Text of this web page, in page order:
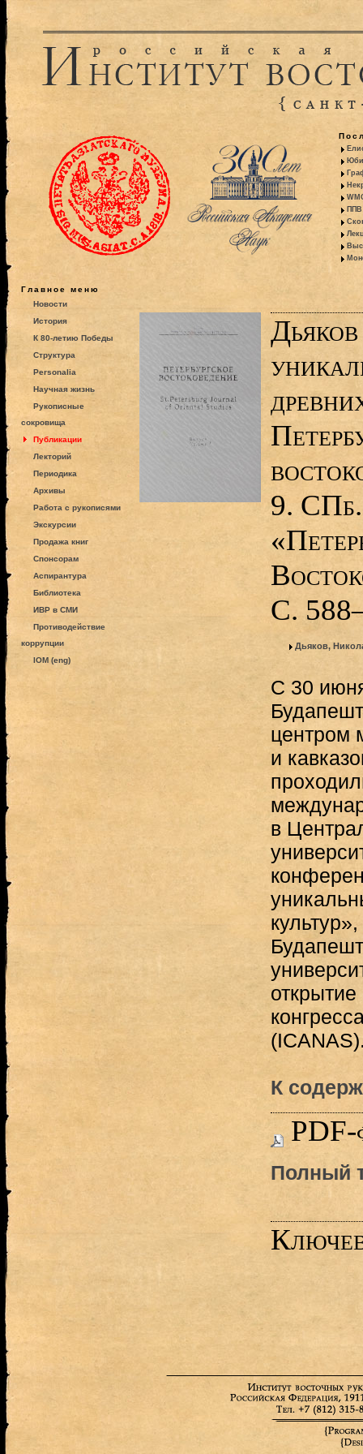
ППВ
Главное меню
Новости
История
К 80-летию Победы
Структура
Personalia
Научная жизнь
Рукописные
сокровища
Публикации
Лекторий
Периодика
Архивы
Работа с рукописями
Экскурсии
Продажа книг
Спонсорам
Аспирантура
Библиотека
ИВР в СМИ
Противодействие
коррупции
IOM (eng)
9.
С.
Дьяков,
С 30
центром
и
в
К
PDF-
Полный